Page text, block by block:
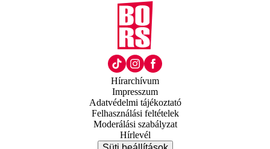
Hírarchívum
Impresszum
Adatvédelmi tájékoztató
Felhasználási feltételek
Moderálási szabályzat
Hírlevél